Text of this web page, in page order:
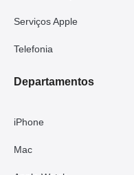
Serviços Apple
Telefonia
Departamentos
iPhone
Mac